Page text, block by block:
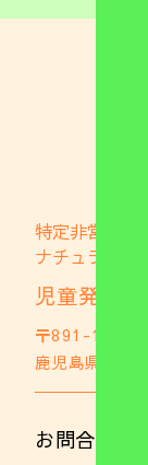
特定非営利活
ナチュラブフ
児童発達
〒891-1105
鹿児島県鹿児
お問合わせ